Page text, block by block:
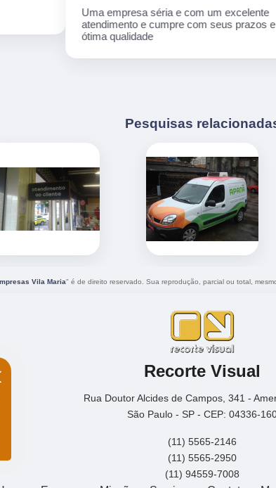
Equipe nota 10
Pesquisas
Vila Maria" é de direito reservado. Sua reprodução, parcial ou total,
Recorte Visual
Rua Doutor Alcides de Campos, 341 -
São Paulo - SP - CEP: 04336-
(11) 5565-2146
(11) 5565-2950
(11) 94559-7008